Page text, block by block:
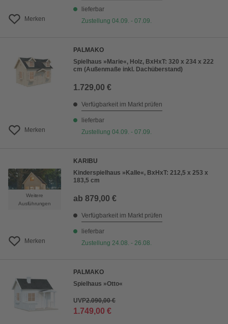
Merken
lieferbar
Zustellung 04.09. - 07.09.
Merken
PALMAKO
Spielhaus »Marie«, Holz, BxHxT: 320 x 234 x 222
cm (Außenmaße inkl. Dachüberstand)
1.729,00 €
Verfügbarkeit im Markt prüfen
lieferbar
Zustellung 04.09. - 07.09.
Weitere
Ausführungen
Merken
KARIBU
Kinderspielhaus »Kalle«, BxHxT: 212,5 x 253 x
183,5 cm
ab 879,00 €
Verfügbarkeit im Markt prüfen
lieferbar
Zustellung 24.08. - 26.08.
PALMAKO
Spielhaus »Otto«
UVP2.090,00 €
1.749,00 €